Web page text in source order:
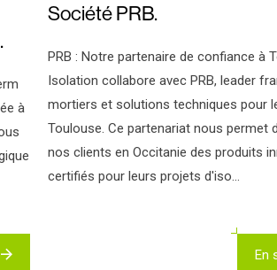
à
Société PRB.
PRB : Notre partenaire de confiance à
Isolation collabore avec PRB, leader
mortiers et solutions techniques pour
Toulouse. Ce partenariat nous permet
nos clients en Occitanie des produits
certifiés pour leurs projets d'iso...
En